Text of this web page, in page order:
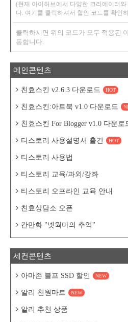
(현재 아이허브에서 다양한 크리에이터와
다. 여기를 클릭하셔서 할인 코드를 확인
클릭하시면 위의 코드가 모두 적용된
동합니다.
메인콘텐츠
친효스킨 v2.6.3 다운로드 HOT
친효스킨:아트북 v1.0 다운로드
친효스킨 For Blogger v1.0 다운로
티스토리 사용설명서 출간 HOT
티스토리 사용법
티스토리 교육/과외/강좌
티스토리 오프라인 교육 안내
친효상담소 오픈
칸만화 "넷웍마의 추억"
세컨콘텐츠
아마존 블프 SSD 할인 NEW
알리 천원마트 NEW
알리 추천 상품